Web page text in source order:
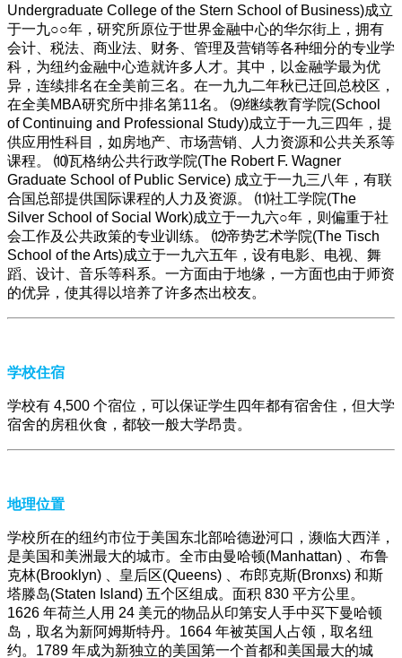
Undergraduate College of the Stern School of Business)成立
于一九○○年，研究所原位于世界金融中心的华尔街上，拥有
会计、税法、商业法、财务、管理及营销等各种细分的专业学
科，为纽约金融中心造就许多人才。其中，以金融学最为优
异，连续排名在全美前三名。在一九九二年秋已迁回总校区，
在全美MBA研究所中排名第11名。 ⑼继续教育学院(School
of Continuing and Professional Study)成立于一九三四年，提
供应用性科目，如房地产、市场营销、人力资源和公共关系等
课程。 ⑽瓦格纳公共行政学院(The Robert F. Wagner
Graduate School of Public Service) 成立于一九三八年，有联
合国总部提供国际课程的人力及资源。 ⑾社工学院(The
Silver School of Social Work)成立于一九六○年，则偏重于社
会工作及公共政策的专业训练。 ⑿帝势艺术学院(The Tisch
School of the Arts)成立于一九六五年，设有电影、电视、舞
蹈、设计、音乐等科系。一方面由于地缘，一方面也由于师资
的优异，使其得以培养了许多杰出校友。
学校住宿
学校有 4,500 个宿位，可以保证学生四年都有宿舍住，但大学
宿舍的房租伙食，都较一般大学昂贵。
地理位置
学校所在的纽约市位于美国东北部哈德逊河口，濒临大西洋，
是美国和美洲最大的城市。全市由曼哈顿(Manhattan) 、布鲁
克林(Brooklyn) 、皇后区(Queens) 、布郎克斯(Bronxs) 和斯
塔滕岛(Staten Island) 五个区组成。面积 830 平方公里。
1626 年荷兰人用 24 美元的物品从印第安人手中买下曼哈顿
岛，取名为新阿姆斯特丹。1664 年被英国人占领，取名纽
约。1789 年成为新独立的美国第一个首都和美国最大的城